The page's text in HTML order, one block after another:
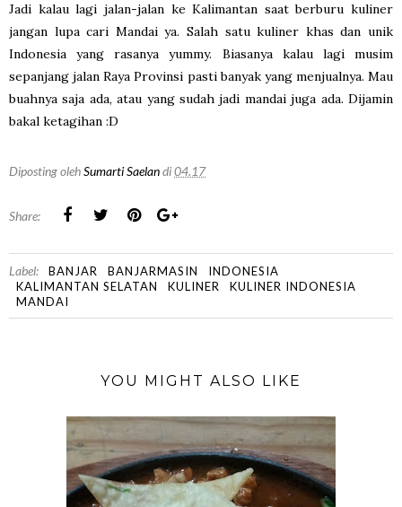
Jadi kalau lagi jalan-jalan ke Kalimantan saat berburu kuliner
jangan lupa cari Mandai ya. Salah satu kuliner khas dan unik
Indonesia yang rasanya yummy. Biasanya kalau lagi musim
sepanjang jalan Raya Provinsi pasti banyak yang menjualnya. Mau
buahnya saja ada, atau yang sudah jadi mandai juga ada. Dijamin
bakal ketagihan :D
Diposting olehSumarti Saelandi04.17
Share:
Label: BANJAR BANJARMASIN
INDONESIA
KALIMANTAN SELATAN
KULINER
KULINER INDONESIA
MANDAI
YOU MIGHT ALSO LIKE